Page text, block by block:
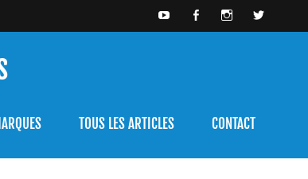
TOUS LES ARTICLES CONTACT